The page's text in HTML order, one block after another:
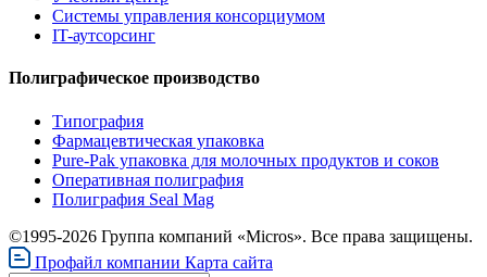
Системы управления консорциумом
IT-аутсорсинг
Полиграфическое производство
Типография
Фармацевтическая упаковка
Pure-Pak упаковка для молочных продуктов и соков
Оперативная полиграфия
Полиграфия Seal Mag
©1995-2026 Группа компаний «Micros». Все права защищены.
Профайл компании Карта сайта